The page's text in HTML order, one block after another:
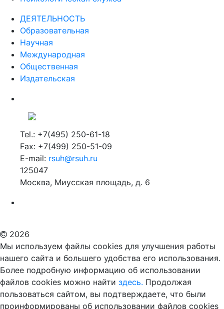
ДЕЯТЕЛЬНОСТЬ
Образовательная
Научная
Международная
Общественная
Издательская
Tel.: +7(495) 250-61-18
Fax: +7(499) 250-51-09
E-mail: rsuh@rsuh.ru
125047
Москва, Миусская площадь, д. 6
2026
Мы используем файлы cookies для улучшения работы
нашего сайта и большего удобства его использования.
Более подробную информацию об использовании
файлов cookies можно найти здесь. Продолжая
пользоваться сайтом, вы подтверждаете, что были
проинформированы об использовании файлов cookies